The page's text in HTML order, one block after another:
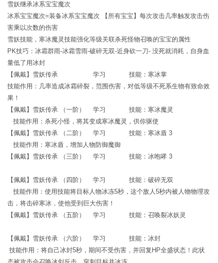
雪妖继承冰系宝宝魔次
冰系宝宝魔次=装备冰系宝宝魔次 【所有宝宝】每次攻击几率触发攻击伤
害乘以次数的伤害
雪妖技能，寒冰魔灵技能强化等级关联杀死怪物召唤的宝宝的属性
PK技巧：冰霜群雨-冰霜雪雨-破碎无双-近身砍一刀- 没死就消耗，自身血
量低了用冰封
【佩戴】雪妖传承 学习 技能：寒冰掌
技能作用：几率造成冰霜碎裂，范围伤害，对低等级不死系生物有致命效
果！
【佩戴】雪妖传承 （一阶） 学习 技能：寒冰魔灵
技能作用：杀死小怪，将其变成寒冰魔灵，供你驱使
【佩戴】雪妖传承 （二阶） 学习 技能：寒冰盾 3
技能作用：寒冰盾，增加人物防御魔御
【佩戴】雪妖传承 （三阶） 学习 技能：冰咆哮 3
【佩戴】雪妖传承 （四阶） 学习 技能：破碎无双
技能作用：使用技能将目标人物冰冻5秒，这个敌人5秒内被人物物理攻
击，将击碎寒冰，使他受到巨大伤害！
【佩戴】雪妖传承 （五阶） 学习 技能：召唤裂冰妖灵
【佩戴】雪妖传承 （六阶） 学习 技能：冰封
技能作用：将自己冰封5秒，期间不受伤害，并回复HP全盛状态！此状